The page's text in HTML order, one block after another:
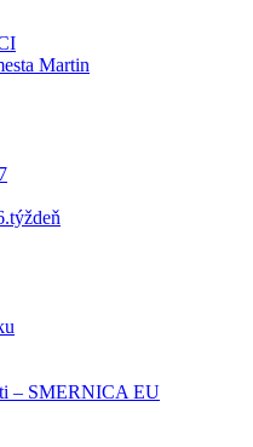
Martin
– SMERNICA EU